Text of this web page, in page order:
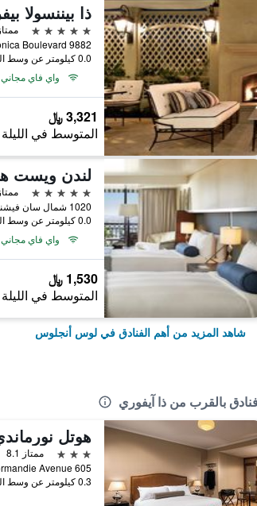
ذا بيننسولا
5 نجوم
ممتاز 8.6
0.0 كيلومتر عن وسط المدينة
واي فاي مجاني
3,321 ﷼
المتوسط في الليلة
5 نجوم
ممتاز
0.0 كيلومتر عن وسط المدينة
واي فاي مجاني
1,530 ﷼
المتوسط في الليلة
شاهد المزيد من أهم الفنادق في لوس أنجلوس
فنادق بالقرب من ذا آيفوري
هوتل
3 نجوم
ممتاز 8.1
0.3 كيلومتر عن وسط المدينة